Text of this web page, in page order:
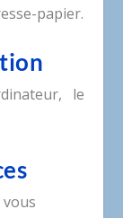
papier.
le
vous